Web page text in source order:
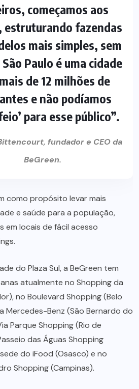
começamos aos
estruturando fazendas
mais simples, sem
Paulo é uma cidade
de 12 milhões de
e não podíamos
para esse público”.
fundador e CEO da
BeGreen.
como propósito levar mais
e saúde para a população,
em locais de fácil acesso
do Plaza Sul, a BeGreen tem
atualmente no Shopping da
no Boulevard Shopping (Belo
Mercedes-Benz (São Bernardo do
Parque Shopping (Rio de
das Águas Shopping
do iFood (Osasco) e no
Shopping (Campinas).